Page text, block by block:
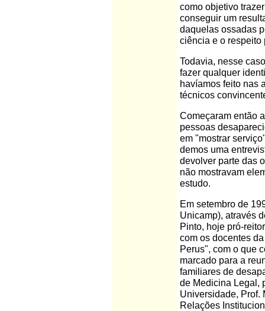
como objetivo
conseguir um
daquelas ossadas
ciência e o respeito
Todavia, nesse
fazer qualquer
havíamos feito nas
técnicos
Começaram então
pessoas
em "mostrar
demos uma
devolver parte das
não mostravam
estudo.
Em setembro de
Unicamp), através
Pinto, hoje pró-
com os docentes
Perus", com o que
marcado para a
familiares de
de Medicina Legal,
Universidade, Prof.
Relações